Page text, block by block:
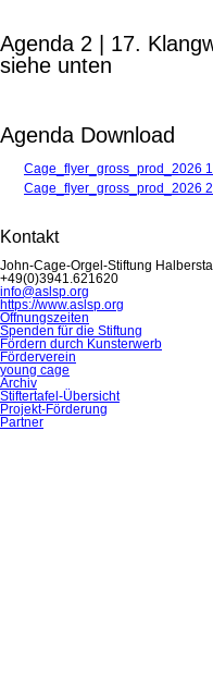
Agenda 2 | 17.
siehe unten
Agenda Download
Cage_flyer_gross_prod_2026
Cage_flyer_gross_prod_2026
Kontakt
John-Cage-Orgel-Stiftung
+49(0)3941.621620
info@aslsp.org
https://www.aslsp.org
Navigation
überspringen
Öffnungszeiten
Spenden für die Stiftung
Fördern durch Kunsterwerb
Förderverein
young cage
Archiv
Stiftertafel-Übersicht
Projekt-Förderung
Partner